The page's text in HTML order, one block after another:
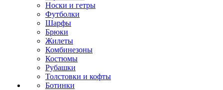
Носки и гетры
Футболки
Шарфы
Брюки
Жилеты
Комбинезоны
Костюмы
Рубашки
Толстовки и кофты
Ботинки